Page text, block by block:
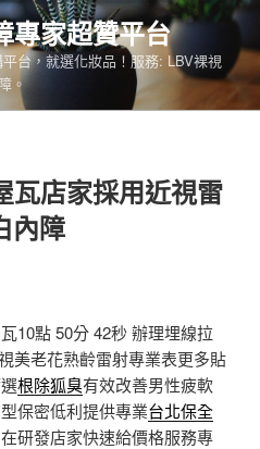
專家超贊平台
台，就選化妝品！服務: LBV裸視
。
瓦店家採用近視雷
內障
10點 50分 42秒 辦理埋線拉
美老花熟齡雷射專業表更多貼
根除狐臭有效改善男性疲軟
保密低利提供專業台北保全
研發店家快速給價格服務專